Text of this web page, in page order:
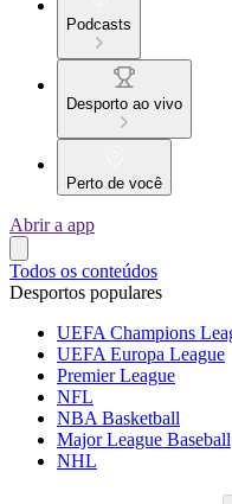
Podcasts
Desporto ao vivo
Perto de você
Abrir a app
Todos os conteúdos
Desportos populares
UEFA Champions
UEFA Europa League
Premier League
NFL
NBA Basketball
Major League Baseball
NHL